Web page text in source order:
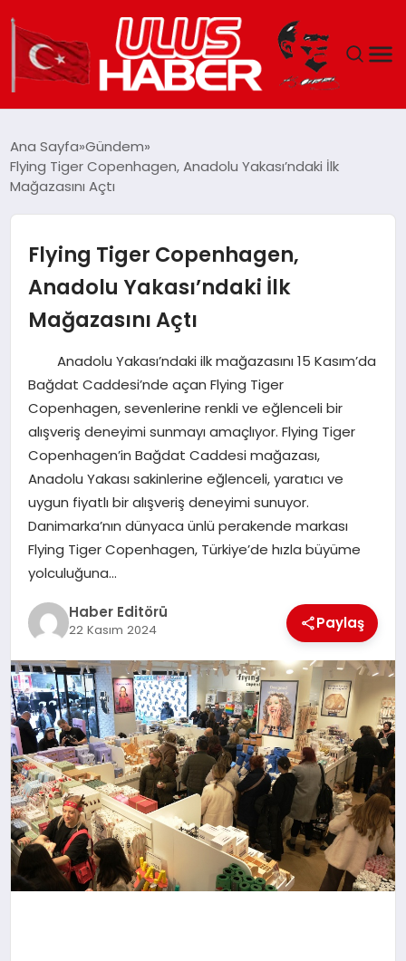
DÜNYA
SIYASET
TEKNOLOJI
EĞITIM
MAGAZIN
SPOR
YAŞAM
Ana Sayfa Gündem
Flying Tiger Copenhagen, Anadolu Yakası’ndaki İlk
Mağazasını Açtı
Flying Tiger Copenhagen,
Anadolu Yakası’ndaki İlk
Mağazasını Açtı
Anadolu Yakası’ndaki ilk mağazasını 15 Kasım’da
Bağdat Caddesi’nde açan Flying Tiger
Copenhagen, sevenlerine renkli ve eğlenceli bir
alışveriş deneyimi sunmayı amaçlıyor. Flying Tiger
Copenhagen’in Bağdat Caddesi mağazası,
Anadolu Yakası sakinlerine eğlenceli, yaratıcı ve
uygun fiyatlı bir alışveriş deneyimi sunuyor.
Danimarka’nın dünyaca ünlü perakende markası
Flying Tiger Copenhagen, Türkiye’de hızla büyüme
yolculuğuna…
Haber Editörü
22 Kasım 2024 Paylaş